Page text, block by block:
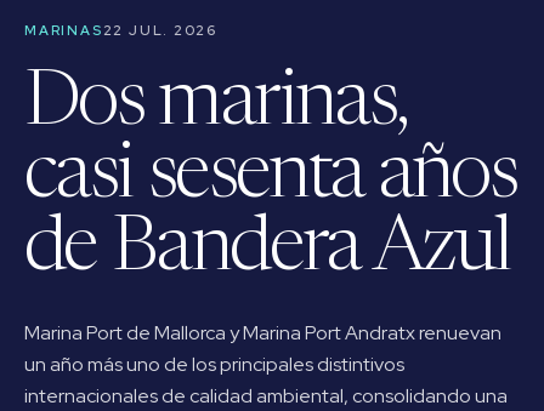
MARINAS 22 JUL. 2026
Dos marinas,
casi sesenta años
de Bandera Azul
Marina Port de Mallorca y Marina Port Andratx renuevan
un año más uno de los principales distintivos
internacionales de calidad ambiental, consolidando una